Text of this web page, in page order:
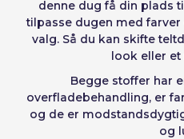
denne dug få din plads
tilpasse dugen med
valg. Så du kan skifte
look eller et
Begge stoffer har
overfladebehandling, er
og de er
og